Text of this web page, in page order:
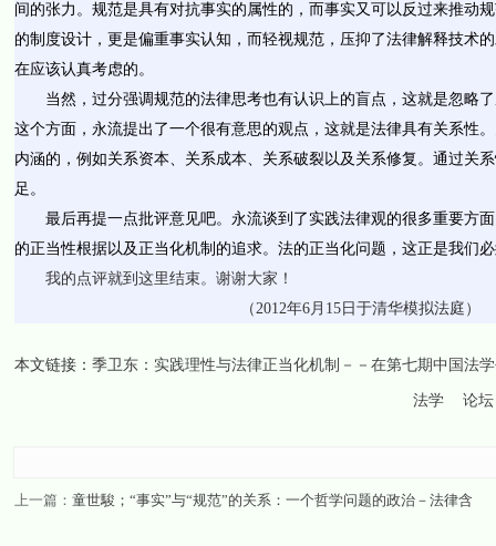
间的张力。规范是具有对抗事实的属性的，而事实又可以反过来推动
的制度设计，更是偏重事实认知，而轻视规范，压抑了法律解释技术
在应该认真考虑的。
当然，过分强调规范的法律思考也有认识上的盲点，这就是忽略
这个方面，永流提出了一个很有意思的观点，这就是法律具有关系性
内涵的，例如关系资本、关系成本、关系破裂以及关系修复。通过关
足。
最后再提一点批评意见吧。永流谈到了实践法律观的很多重要方
的正当性根据以及正当化机制的追求。法的正当化问题，这正是我们
我的点评就到这里结束。谢谢大家！
（2012年6月15日于清华模拟法庭）
本文链接： 季卫东：实践理性与法律正当化机制－－在第七期中国法
法学 论坛
上一篇： 童世駿；“事实”与“规范”的关系：一个哲学问题的政治－法律含